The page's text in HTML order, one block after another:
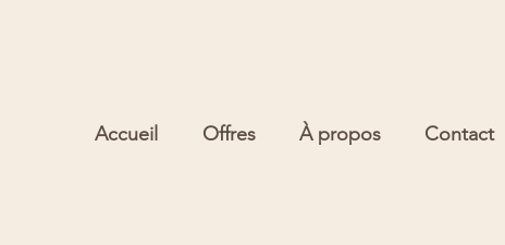
Accueil Offres À propos Contact